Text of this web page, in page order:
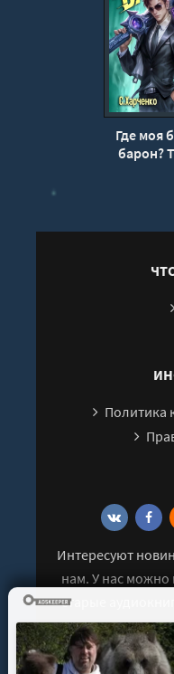
Где моя
барон?
Политика
Интересуют
нам. У нас можно
старые
друзьями